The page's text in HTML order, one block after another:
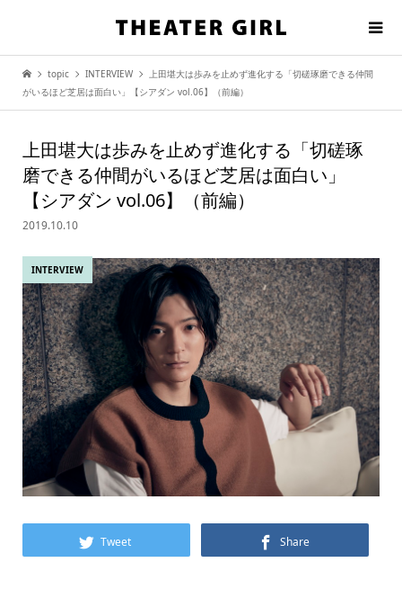
topic INTERVIEW
上田堪大は歩みを止めず進化する「切磋琢磨できる仲間
がいるほど芝居は面白い」【シアダン vol.06】（前編）
上田堪大は歩みを止めず進化する「切磋琢
磨できる仲間がいるほど芝居は面白い」
【シアダン vol.06】（前編）
2019.10.10
INTERVIEW
Tweet Share